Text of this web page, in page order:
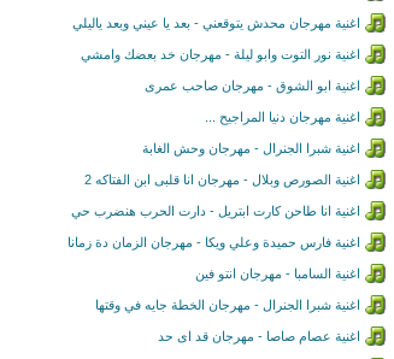
اغنية مهرجان محدش يتوقعني - بعد يا عيني وبعد ياليلي
اغنية نور التوت وابو ليلة - مهرجان خد بعضك وامشي
اغنية ابو الشوق - مهرجان صاحب عمرى
اغنية مهرجان دنيا المراجيح ...
اغنية شبرا الجنرال - مهرجان وحش الغابة
اغنية الصورص وبلال - مهرجان انا قلبى ابن الفتاكه 2
اغنية انا طاحن كارت ابتريل - دارت الحرب هنضرب حي
اغنية فارس حميدة وعلي ويكا - مهرجان الزمان دة زمانا
اغنية السامبا - مهرجان انتو فين
اغنية شبرا الجنرال - مهرجان الخطة جايه في وقتها
اغنية عصام صاصا - مهرجان قد اى حد